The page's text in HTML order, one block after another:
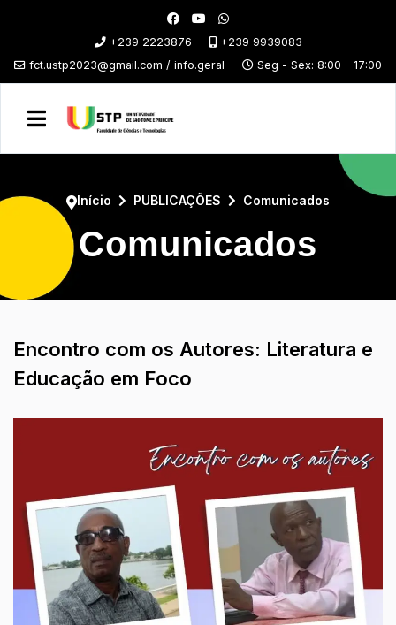
+239 2223876
+239 9939083
fct.ustp2023@gmail.com / info.geral
Seg - Sex: 8:00 - 17:00
Comunicados
Início PUBLICAÇÕES Comunicados
Encontro com os Autores: Literatura e
Educação em Foco